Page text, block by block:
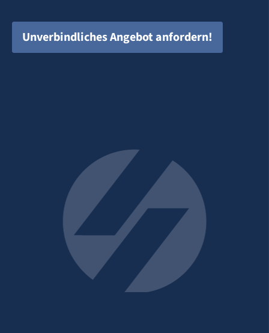
Unverbindliches Angebot anfordern!